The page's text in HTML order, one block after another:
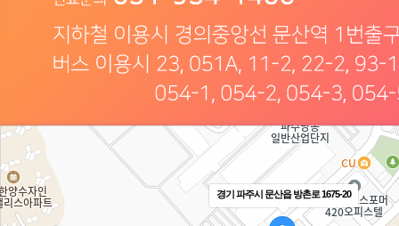
경기 파주시 문산읍 방촌로 1675-20